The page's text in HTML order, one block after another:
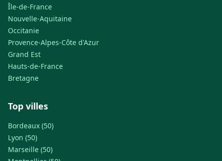
Île-de-France
Nouvelle-Aquitaine
Occitanie
Provence-Alpes-Côte d'Azur
Grand Est
Hauts-de-France
Bretagne
Top villes
Bordeaux (50)
Lyon (50)
Marseille (50)